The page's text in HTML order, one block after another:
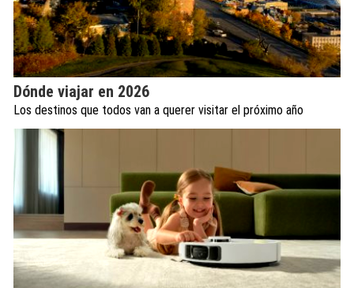
Dónde viajar en 2026
Los destinos que todos van a querer visitar el próximo año